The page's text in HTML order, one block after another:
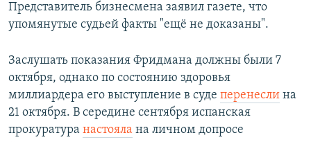
Представитель бизнесмена заявил газете, что
упомянутые судьей факты "ещё не доказаны".
Заслушать показания Фридмана должны были 7
октября, однако по состоянию здоровья
миллиардера его выступление в суде перенесли на
21 октября. В середине сентября испанская
прокуратура настояла на личном допросе